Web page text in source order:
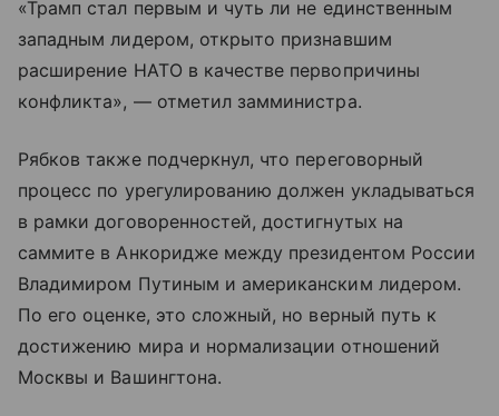
«Трамп стал первым и чуть ли не единственным
западным лидером, открыто признавшим
расширение НАТО в качестве первопричины
конфликта», — отметил замминистра.
Рябков также подчеркнул, что переговорный
процесс по урегулированию должен укладываться
в рамки договоренностей, достигнутых на
саммите в Анкоридже между президентом России
Владимиром Путиным и американским лидером.
По его оценке, это сложный, но верный путь к
достижению мира и нормализации отношений
Москвы и Вашингтона.